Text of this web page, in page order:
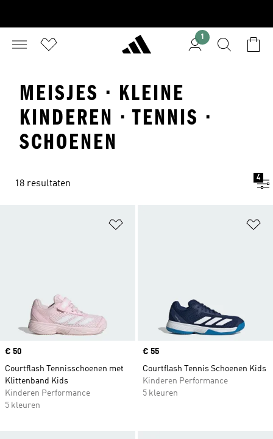
1
MEISJES · KLEINE
KINDEREN · TENNIS ·
SCHOENEN
18 resultaten
4
Price
€ 50
Courtflash Tennisschoenen met
Klittenband Kids
Kinderen Performance
5 kleuren
Price
€ 55
Courtflash Tennis Schoenen Kids
Kinderen Performance
5 kleuren